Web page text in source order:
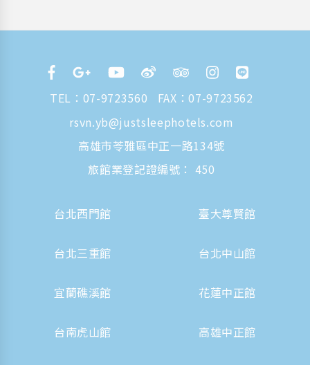
TEL： 07-9723560
FAX：07-9723562
rsvn.yb@justsleephotels.com
高雄市苓雅區中正一路134號
旅館業登記證編號： 450
台北西門館 臺大尊賢館
台北三重館 台北中山館
宜蘭礁溪館 花蓮中正館
台南虎山館 高雄中正館